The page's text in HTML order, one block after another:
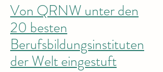
Von QRNW unter den
20 besten
Berufsbildungsinstituten
der Welt eingestuft